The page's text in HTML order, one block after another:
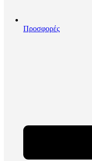
Προσφορές